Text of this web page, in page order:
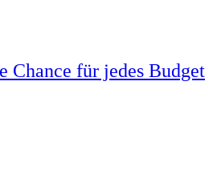
Chance für jedes Budget